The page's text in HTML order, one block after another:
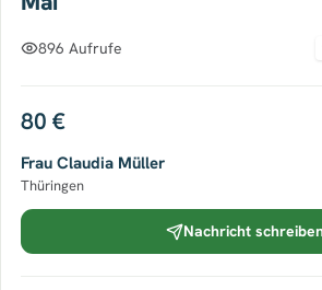
896 Aufrufe
80 €
Frau Claudia Müller
Thüringen
Nachricht